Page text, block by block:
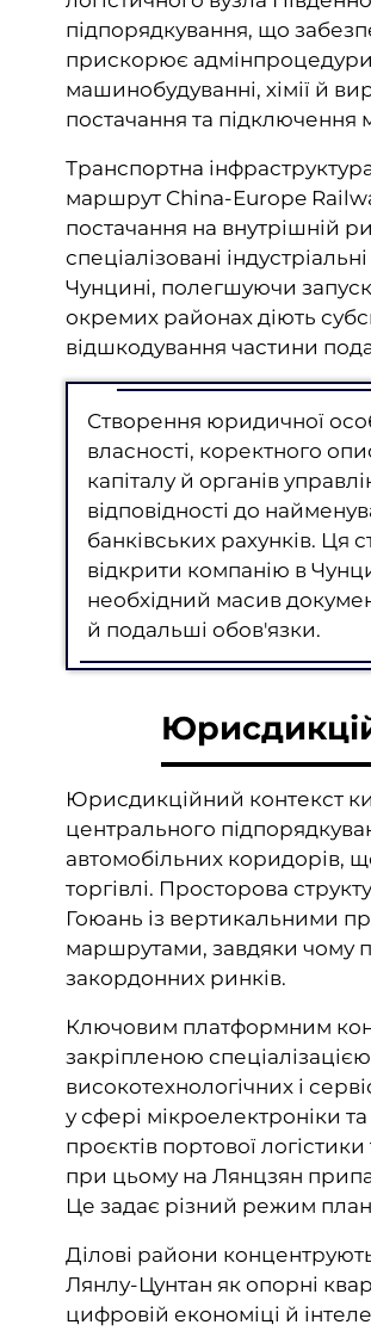
підпорядкування, що
прискорює адмінпроцедури.
машинобудуванні, хімії й
постачання та підключення
Транспортна
маршрут China-Europe
постачання на внутрішній
спеціалізовані
Чунцині, полегшуючи запуск
окремих районах діють
відшкодування частини
Створення юридичної
власності, коректного
капіталу й органів
відповідності до
банківських рахунків. Ця
відкрити компанію в
необхідний масив
й подальші обов'язки.
Юрисдикційний контекст
центрального
автомобільних коридорів,
торгівлі. Просторова
Гоюань із вертикальними
маршрутами, завдяки чому
закордонних ринків.
Ключовим платформним
закріпленою
високотехнологічних і
у сфері мікроелектроніки
проєктів портової
при цьому на Лянцзян
Це задає різний режим
Ділові райони
Лянлу-Цунтан як опорні
цифровій економіці й